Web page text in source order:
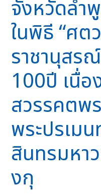
จังหวัดลำ
ในพิธี “ศต
ราชานุสร
100ปี เนื่อ
สวรรคตพ
พระปรเม
สินทรมหา
งกุ